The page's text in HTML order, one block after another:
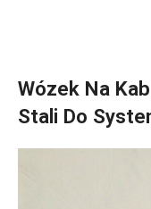
Wózek Na
Stali Do